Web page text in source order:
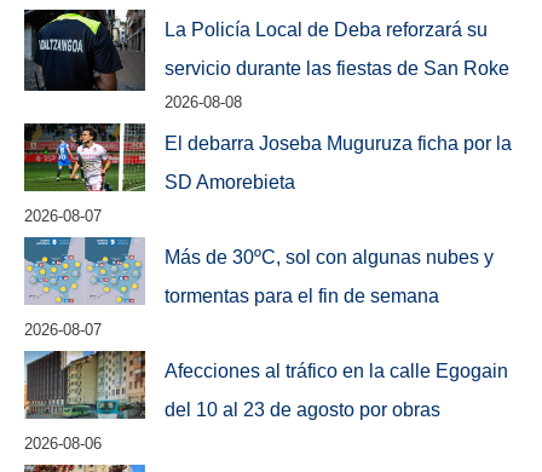
La Policía Local de Deba reforzará su
servicio durante las fiestas de San Roke
2026-08-08
El debarra Joseba Muguruza ficha por la
SD Amorebieta
2026-08-07
Más de 30ºC, sol con algunas nubes y
tormentas para el fin de semana
2026-08-07
Afecciones al tráfico en la calle Egogain
del 10 al 23 de agosto por obras
2026-08-06